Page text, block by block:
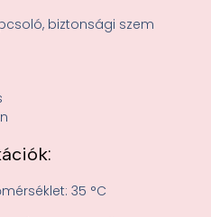
biztonsági szem
35 °C